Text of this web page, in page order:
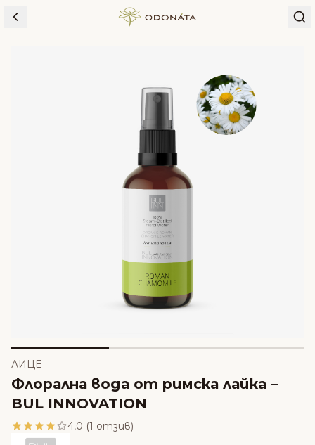
Skip to content
ЛИЦЕ
Флорална вода от римска лайка –
BUL INNOVATION
4,0 (1 отзив)